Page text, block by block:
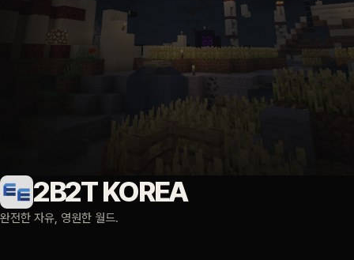
2b2t.한국 주소 복사 주소
bedrock.2b2t.xn--3e0b707e
2B2T KOREA
완전한 자유, 영원한 월드.